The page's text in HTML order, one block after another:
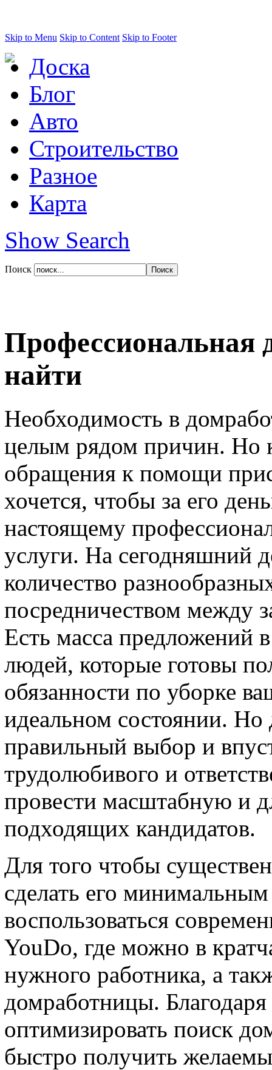
Skip to Menu Skip to Content Skip to Footer
Доска
Блог
Авто
Строительство
Разное
Карта
Show Search
Поиск
Профессиональная
найти
Необходимость в
целым рядом причин. Но
обращения к помощи
хочется, чтобы за его
настоящему
услуги. На сегодняшний
количество
посредничеством между
Есть масса предложений
людей, которые готовы
обязанности по уборке
идеальном состоянии. Но
правильный выбор и
трудолюбивого и
провести масштабную и
подходящих кандидатов.
Для того чтобы
сделать его
воспользоваться
YouDo, где можно в
нужного работника, а
домработницы.
оптимизировать поиск
быстро получить